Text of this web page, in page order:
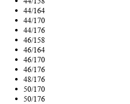
44/164
44/170
44/176
46/158
46/164
46/170
46/176
48/176
50/170
50/176